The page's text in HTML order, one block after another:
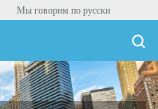
Мы говорим по русски